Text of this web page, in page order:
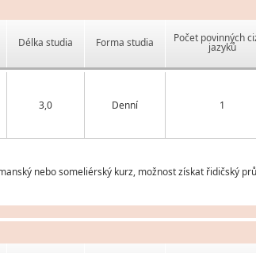
Délka studia Forma studia Počet povinných
jazyků
3,0 Denní 1
nebo someliérský kurz, možnost získat řidičský